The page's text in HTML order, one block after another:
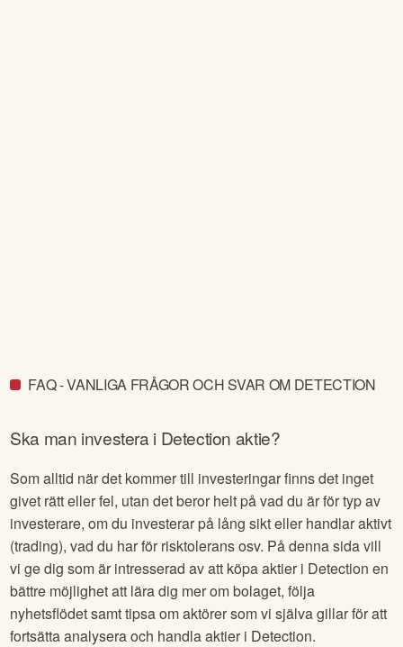
FAQ - VANLIGA FRÅGOR OCH SVAR OM DETECTION
Ska man investera i Detection aktie?
Som alltid när det kommer till investeringar finns det inget
givet rätt eller fel, utan det beror helt på vad du är för typ av
investerare, om du investerar på lång sikt eller handlar aktivt
(trading), vad du har för risktolerans osv. På denna sida vill
vi ge dig som är intresserad av att köpa aktier i Detection en
bättre möjlighet att lära dig mer om bolaget, följa
nyhetsflödet samt tipsa om aktörer som vi själva gillar för att
fortsätta analysera och handla aktier i Detection.